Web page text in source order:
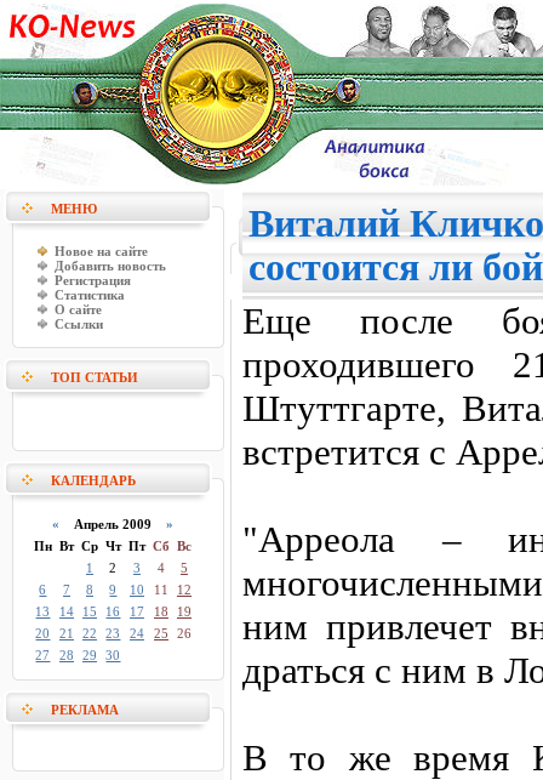
МЕНЮ
Новое на сайте
Добавить новость
Регистрация
Статистика
О сайте
Ссылки
ТОП СТАТЬИ
КАЛЕНДАРЬ
« Апрель 2009 »
Пн Вт Ср Чт Пт Сб Вс
1
2 3 4
5
6
7 8 9 10 11
12
13
14 15 16 17 18
19
20
21 22 23 24 25
26
27
28 29 30
РЕКЛАМА
Виталий
состоится ли
Еще после
проходившего
Штуттгарте,
встретится с
"Арреола –
ним привлечет
драться с ним в
В то же время